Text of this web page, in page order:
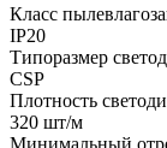
Класс
IP20
Типоразмер
CSP
Плотность
320 шт/м
Минимальный